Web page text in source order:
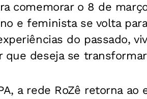
comemorar o 8 de
e feminista se volta
do passado,
que deseja se
a rede RoZê retorna